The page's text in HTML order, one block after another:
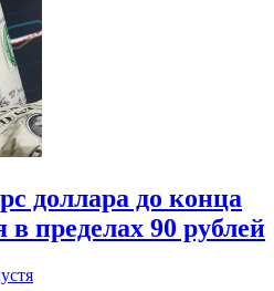
доллара до конца
в пределах 90 рублей